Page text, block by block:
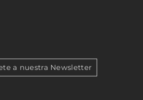
a nuestra Newsletter